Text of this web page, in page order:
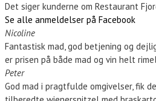
Det siger kunderne om Restaurant
Se alle anmeldelser på Facebook
Nicoline
Fantastisk mad, god betjening og
er prisen på både mad og vin helt
Peter
God mad i pragtfulde omgivelser, fik